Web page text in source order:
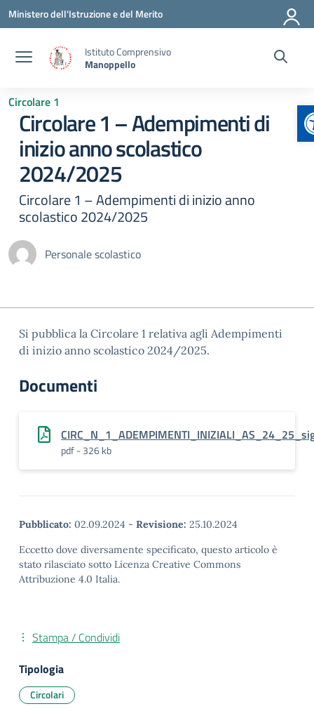
Vai ai contenuti
Vai al menu di navigazione
Vai al footer
Ministero dell'Istruzione e del Merito
Istituto Comprensivo
Manoppello
Circolare 1
Circolare 1 – Adempimenti di
inizio anno scolastico
2024/2025
Circolare 1 – Adempimenti di inizio anno
scolastico 2024/2025
Personale scolastico
Si pubblica la Circolare 1 relativa agli Adempimenti
di inizio anno scolastico 2024/2025.
Documenti
pdf - 326 kb
Pubblicato: 02.09.2024 - Revisione: 25.10.2024
Eccetto dove diversamente specificato, questo articolo è
stato rilasciato sotto Licenza Creative Commons
Attribuzione 4.0 Italia.
Stampa / Condividi
Tipologia
Circolari